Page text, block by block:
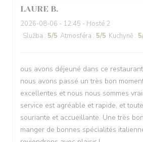
LAURE B
2026-08-06 - 12:45 - Hosté 2
Služba : 5/5 Atmosféra : 5/5 Kuchyně : 5
ous avons déjeuné dans ce
nous avons passé un très bon
excellentes et nous nous sommes
service est agréable et rapide, et
souriante et accueillante. Une très
manger de bonnes spécialités